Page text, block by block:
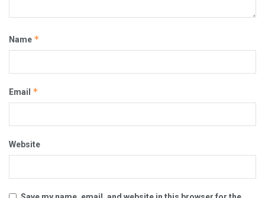
Name *
Email *
Website